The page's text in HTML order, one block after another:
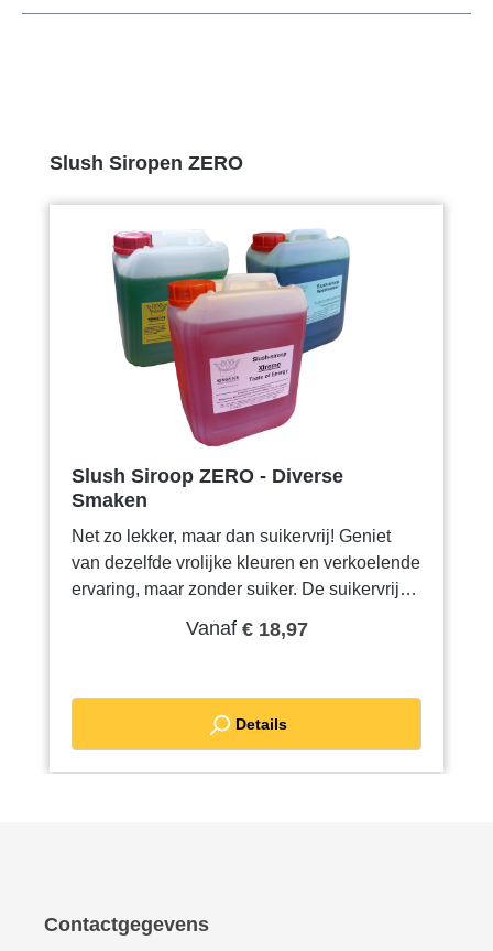
Productgalerij overslaan
Slush Siropen ZERO
Slush Siroop ZERO - Diverse
Smaken
Net zo lekker, maar dan suikervrij! Geniet
van dezelfde vrolijke kleuren en verkoelende
ervaring, maar zonder suiker. De suikervrije
slushmachine en verkrijgbaar in diverse
suikervrije slush aan de witte dop. Dezelfde
frisse smaakbeleving, maar een stuk
bewuster!
Vanaf € 18,97
Details
Contactgegevens